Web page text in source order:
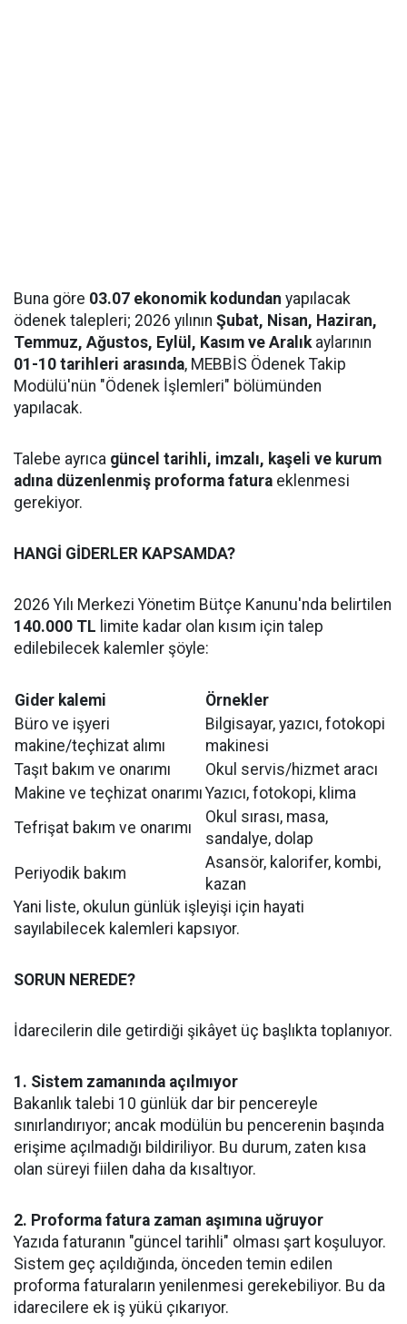
Buna göre 03.07 ekonomik kodundan yapılacak
ödenek talepleri; 2026 yılının Şubat, Nisan, Haziran,
Temmuz, Ağustos, Eylül, Kasım ve Aralıkaylarının
01-10 tarihleri arasında, MEBBİS Ödenek Takip
Modülü'nün "Ödenek İşlemleri" bölümünden
yapılacak.
Talebe ayrıca güncel tarihli, imzalı, kaşeli ve kurum
adına düzenlenmiş proforma fatura eklenmesi
gerekiyor.
HANGİ GİDERLER KAPSAMDA?
2026 Yılı Merkezi Yönetim Bütçe Kanunu'nda belirtilen
140.000 TL limite kadar olan kısım için talep
edilebilecek kalemler şöyle:
Gider kalemi
Örnekler
Büro ve işyeri
makine/teçhizat alımı
Bilgisayar, yazıcı, fotokopi
makinesi
Taşıt bakım ve onarımı
Okul servis/hizmet aracı
Makine ve teçhizat onarımı Yazıcı, fotokopi, klima
Tefrişat bakım ve onarımı
Okul sırası, masa,
sandalye, dolap
Periyodik bakım
Asansör, kalorifer, kombi,
kazan
Yani liste, okulun günlük işleyişi için hayati
sayılabilecek kalemleri kapsıyor.
SORUN NEREDE?
İdarecilerin dile getirdiği şikâyet üç başlıkta toplanıyor.
1. Sistem zamanında açılmıyor
Bakanlık talebi 10 günlük dar bir pencereyle
sınırlandırıyor; ancak modülün bu pencerenin başında
erişime açılmadığı bildiriliyor. Bu durum, zaten kısa
olan süreyi fiilen daha da kısaltıyor.
2. Proforma fatura zaman aşımına uğruyor
Yazıda faturanın "güncel tarihli" olması şart koşuluyor.
Sistem geç açıldığında, önceden temin edilen
proforma faturaların yenilenmesi gerekebiliyor. Bu da
idarecilere ek iş yükü çıkarıyor.